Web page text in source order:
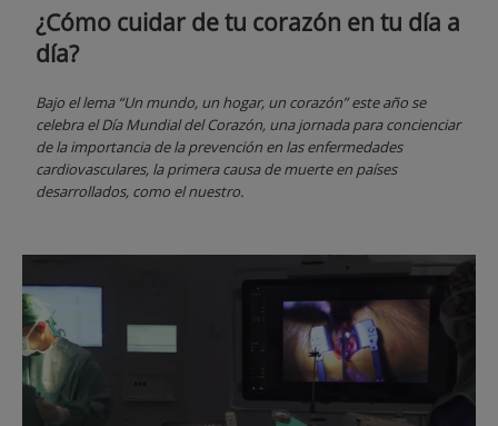
¿Cómo cuidar de tu corazón en tu día a
día?
Bajo el lema “Un mundo, un hogar, un corazón” este año se
celebra el Día Mundial del Corazón, una jornada para concienciar
de la importancia de la prevención en las enfermedades
cardiovasculares, la primera causa de muerte en países
desarrollados, como el nuestro.